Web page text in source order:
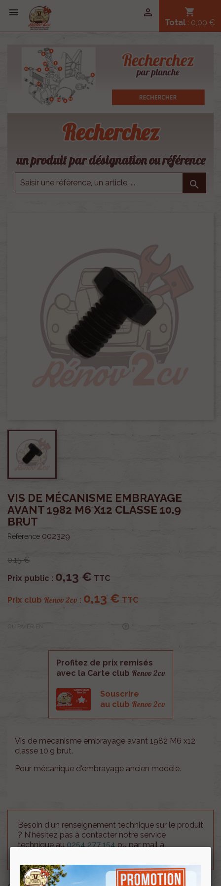
 shopping_cart
Total : 0,00 €

Recherchez
un produit par désignation ou référence

VIS DE MÉCANISME EMBRAYAGE
AVANT 1982 M6 X12 CLASSE 10.9
BRUT
Référence 002329
0,15 €
Prix public : 0,13 € TTC
Prix club Renov 2cv : 0,13 € TTC
Profitez de prix remisés
avec la Carte club Renov 2cv
Souscrire
au club Renov 2cv
Vis de mécanisme embrayage avant 1982 M6 x12
classe 10.9 brut.
Pour mécanique d'embrayage ancien modèle.
Besoin d'un renseignement technique sur le produit
? N'hésitez pas à contacter notre service
technique au 0254 277 154 ou par mail à